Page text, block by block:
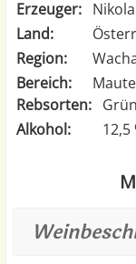
Erzeuger:
Land:
Region:
Bereich:
Rebsorten:
Alkohol:
12,5